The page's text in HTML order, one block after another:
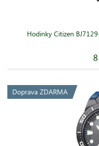
Hodinky Citizen
Doprava ZDARMA